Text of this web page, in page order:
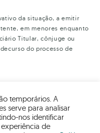
da situação, a emitir
em menores enquanto
Titular, cônjuge ou
do processo de
processo de inscrição de
temporários. A
serve para analisar
nos identificar
de